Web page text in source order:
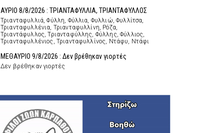
ΑΥΡΙΟ 8/8/2026 : ΤΡΙΑΝΤΑΦΥΛΛΙΑ, ΤΡΙΑΝΤΑΦΥΛΛΟΣ
Τριανταφυλλιά, Φύλλη, Φύλλια, Φυλλιώ, Φυλλίτσα,
Τριανταφυλλένια, Τριανταφυλλίνη, Ρόζα,
Τριαντάφυλλος, Τριανταφύλλης, Φύλλης, Φύλλιος,
Τριανταφυλλένιος, Τριανταφυλλίνος, Ντάφυ, Ντάφι
ΜΕΘΑΥΡΙΟ 9/8/2026 : Δεν βρέθηκαν γιορτές
Δεν βρέθηκαν γιορτές